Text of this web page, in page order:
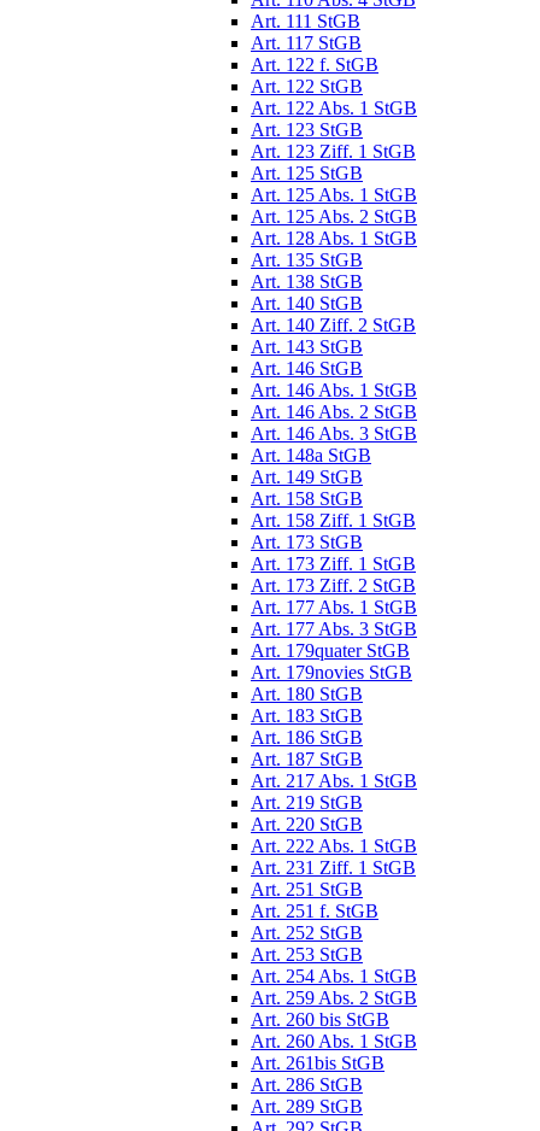
Art. 111 StGB
Art. 117 StGB
Art. 122 f. StGB
Art. 122 StGB
Art. 122 Abs. 1 StGB
Art. 123 StGB
Art. 123 Ziff. 1 StGB
Art. 125 StGB
Art. 125 Abs. 1 StGB
Art. 125 Abs. 2 StGB
Art. 128 Abs. 1 StGB
Art. 135 StGB
Art. 138 StGB
Art. 140 StGB
Art. 140 Ziff. 2 StGB
Art. 143 StGB
Art. 146 StGB
Art. 146 Abs. 1 StGB
Art. 146 Abs. 2 StGB
Art. 146 Abs. 3 StGB
Art. 148a StGB
Art. 149 StGB
Art. 158 StGB
Art. 158 Ziff. 1 StGB
Art. 173 StGB
Art. 173 Ziff. 1 StGB
Art. 173 Ziff. 2 StGB
Art. 177 Abs. 1 StGB
Art. 177 Abs. 3 StGB
Art. 179quater StGB
Art. 179novies StGB
Art. 180 StGB
Art. 183 StGB
Art. 186 StGB
Art. 187 StGB
Art. 217 Abs. 1 StGB
Art. 219 StGB
Art. 220 StGB
Art. 222 Abs. 1 StGB
Art. 231 Ziff. 1 StGB
Art. 251 StGB
Art. 251 f. StGB
Art. 252 StGB
Art. 253 StGB
Art. 254 Abs. 1 StGB
Art. 259 Abs. 2 StGB
Art. 260 bis StGB
Art. 260 Abs. 1 StGB
Art. 261bis StGB
Art. 286 StGB
Art. 289 StGB